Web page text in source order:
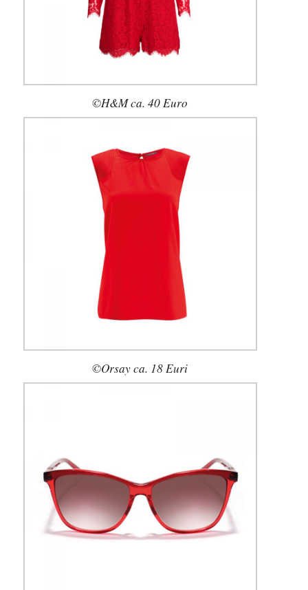
©H&M ca. 40 Euro
©Orsay ca. 18 Euri